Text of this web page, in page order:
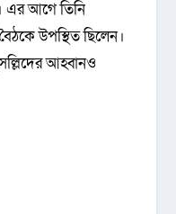
এর আগে তিনি
উপস্থিত ছিলেন।
আহ্বানও